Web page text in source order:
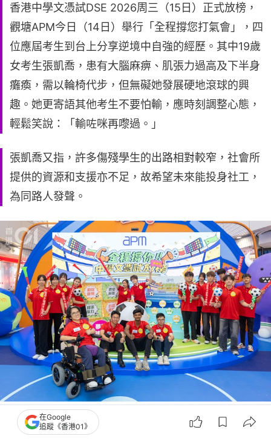
香港中學文憑試DSE 2026周三（15日）正式放榜，
觀塘APM今日（14日）舉行「全程撐您打氣會」，四
位應屆考生到台上分享逆境中自強的經歷。其中19歲
女考生張凱喬，患有大腦麻痹、肌張力過高及下半身
癱瘓，需以輪椅代步，但無礙她發展硬地滾球的興
趣。她更寄語其他考生不要怕輸，應時刻調整心態，
輕鬆笑說：「輸咗咪再嚟過。」
張凱喬又指，許多傷殘學生的出路相對較窄，社會所
提供的資源和支援亦不足，故希望未來能投身社工，
為同路人發聲。
7月14日，APM舉行「全程撐您打氣大會」，助應屆DSE考生迎接明日放榜。（湯
致遠攝）
在Google
追蹤《香港01》